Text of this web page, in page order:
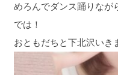
めろんでダンス踊りなが
では！
おともだちと下北沢い